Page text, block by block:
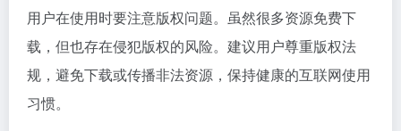
用户在使用时要注意版权问题。虽然很多资源免费下
载，但也存在侵犯版权的风险。建议用户尊重版权法
规，避免下载或传播非法资源，保持健康的互联网使用
习惯。